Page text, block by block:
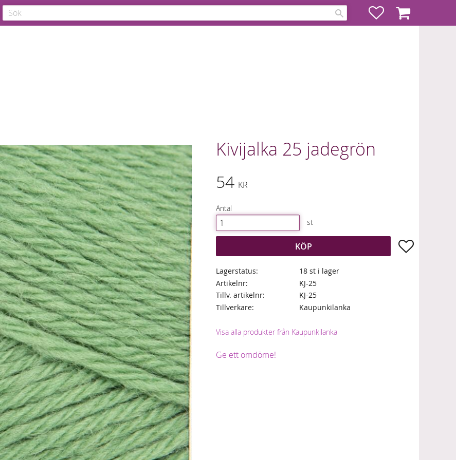
FavoriterKundvagn
Kivijalka 25 jadegrön
54 KR
Antal
st
KÖP Lägg till i
Lagerstatus
18 st i lager
Artikelnr
KJ-25
Tillv. artikelnr
KJ-25
Tillverkare
Kaupunkilanka
Visa alla produkter från Kaupunkilanka
Ge ett omdöme!